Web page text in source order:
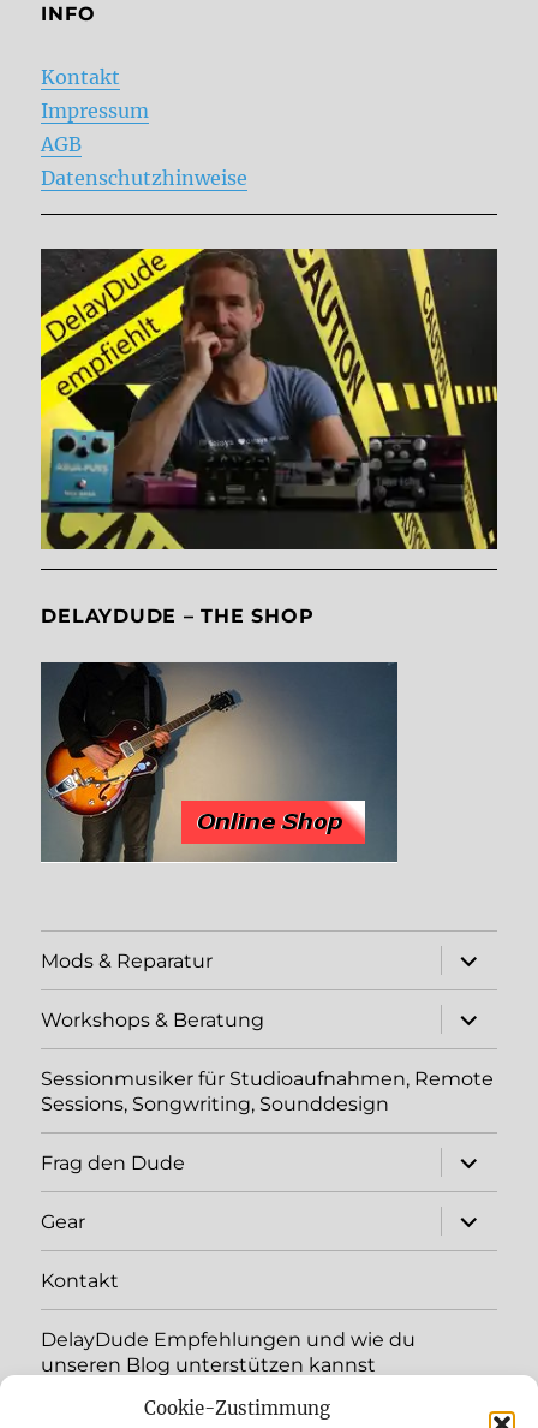
Cookie-Zustimmung
INFO
Kontakt
Impressum
AGB
Datenschutzhinweise
DELAYDUDE – THE SHOP
Mods & Reparatur
öffnen
Workshops & Beratung
öffnen
Sessionmusiker für Studioaufnahmen, Remote
Sessions, Songwriting, Sounddesign
Frag den Dude
öffnen
Gear
öffnen
Kontakt
DelayDude Empfehlungen und wie du
unseren Blog unterstützen kannst